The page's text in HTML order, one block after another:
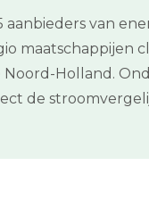
van
maatschappijen
Holland.
de